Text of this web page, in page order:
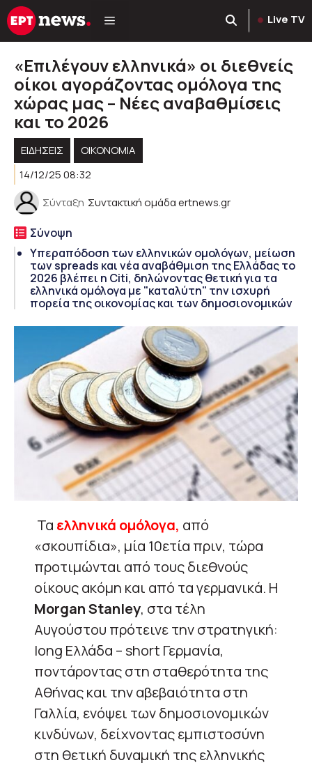
Μετάβαση
σε
Live TV
«Eπιλέγουν ελληνικά» οι διεθνείς
οίκοι αγοράζοντας ομόλογα της
χώρας μας – Νέες αναβαθμίσεις
και το 2026
ΕΙΔΗΣΕΙΣ
ΟΙΚΟΝΟΜΙΑ
14/12/25 08:32
Σύνταξη Συντακτική ομάδα ertnews.gr
Σύνοψη
Υπεραπόδοση των ελληνικών ομολόγων, μείωση
των spreads και νέα αναβάθμιση της Ελλάδας το
2026 βλέπει η Citi, δηλώνοντας θετική για τα
ελληνικά ομόλογα με "καταλύτη" την ισχυρή
πορεία της οικονομίας και των δημοσιονομικών
Τα ελληνικά ομόλογα, από
«σκουπίδια», μία 10ετία πριν, τώρα
προτιμώνται από τους διεθνούς
οίκους ακόμη και από τα γερμανικά. Η
Morgan Stanley, στα τέλη
Αυγούστου πρότεινε την στρατηγική:
long Ελλάδα – short Γερμανία,
ποντάροντας στη σταθερότητα της
Αθήνας και την αβεβαιότητα στη
Γαλλία, ενόψει των δημοσιονομικών
κινδύνων, δείχνοντας εμπιστοσύνη
στη θετική δυναμική της ελληνικής